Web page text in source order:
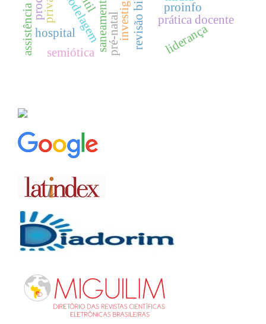
saneamento
modelagem
proinfo
prática docente
liderança
hospital
semiótica
pré-natal